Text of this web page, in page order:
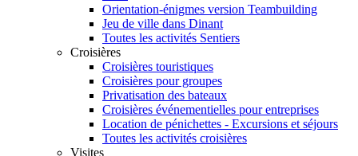
Orientation-énigmes version Teambuilding
Jeu de ville dans Dinant
Toutes les activités Sentiers
Croisières
Croisières touristiques
Croisières pour groupes
Privatisation des bateaux
Croisières événementielles pour entreprises
Location de pénichettes - Excursions et séjours
Toutes les activités croisières
Visites